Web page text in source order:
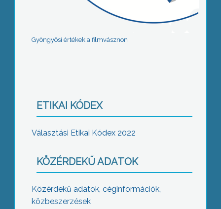
Gyöngyösi értékek a filmvásznon
ETIKAI KÓDEX
Választási Etikai Kódex 2022
KÖZÉRDEKŰ ADATOK
Közérdekű adatok, céginformációk,
közbeszerzések